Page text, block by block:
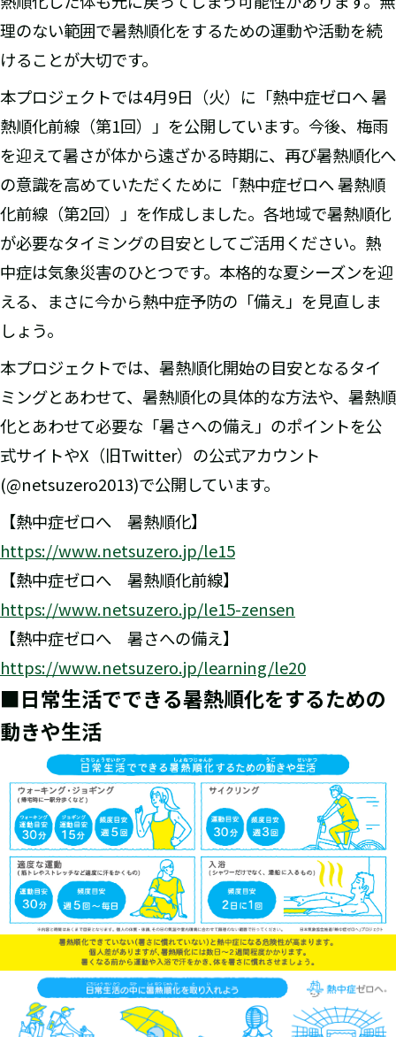
理のない範囲で暑熱順化をするための運動や活動を続
けることが大切です。
本プロジェクトでは4月9日（火）に「熱中症ゼロへ 暑
熱順化前線（第1回）」を公開しています。今後、梅雨
を迎えて暑さが体から遠ざかる時期に、再び暑熱順化へ
の意識を高めていただくために「熱中症ゼロへ 暑熱順
化前線（第2回）」を作成しました。各地域で暑熱順化
が必要なタイミングの目安としてご活用ください。熱
中症は気象災害のひとつです。本格的な夏シーズンを迎
える、まさに今から熱中症予防の「備え」を見直しま
しょう。
本プロジェクトでは、暑熱順化開始の目安となるタイ
ミングとあわせて、暑熱順化の具体的な方法や、暑熱順
化とあわせて必要な「暑さへの備え」のポイントを公
式サイトやX（旧Twitter）の公式アカウント
(@netsuzero2013)で公開しています。
【熱中症ゼロへ 暑熱順化】
https://www.netsuzero.jp/le15
【熱中症ゼロへ 暑熱順化前線】
https://www.netsuzero.jp/le15-zensen
【熱中症ゼロへ 暑さへの備え】
https://www.netsuzero.jp/learning/le20
■日常生活でできる暑熱順化をするための
動きや生活